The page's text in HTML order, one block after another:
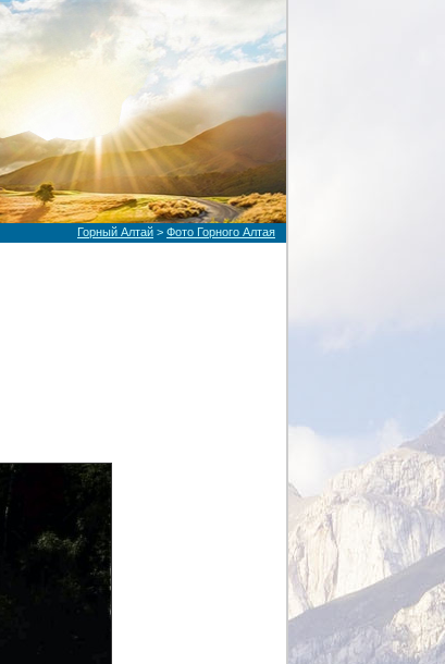
Горный Алтай > Фото Горного Алтая